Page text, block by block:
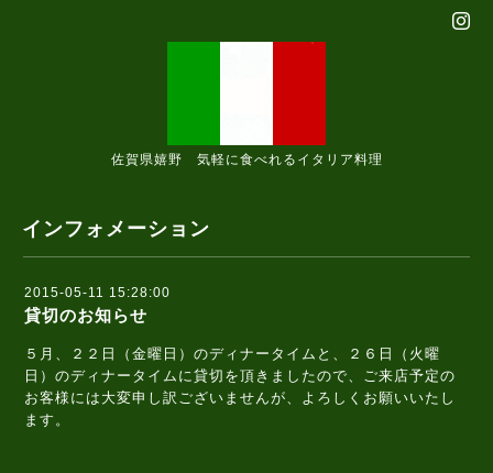
佐賀県嬉野 気軽に食べれるイタリア料理
インフォメーション
2015-05-11 15:28:00
貸切のお知らせ
５月、２２日（金曜日）のディナータイムと、２６日（火曜
日）のディナータイムに貸切を頂きましたので、ご来店予定の
お客様には大変申し訳ございませんが、よろしくお願いいたし
ます。